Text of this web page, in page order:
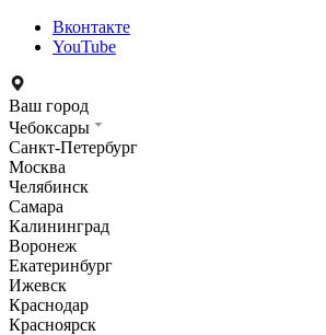
Вконтакте
YouTube
Ваш город
Чебоксары
Санкт-Петербург
Москва
Челябинск
Самара
Калининград
Воронеж
Екатеринбург
Ижевск
Краснодар
Красноярск